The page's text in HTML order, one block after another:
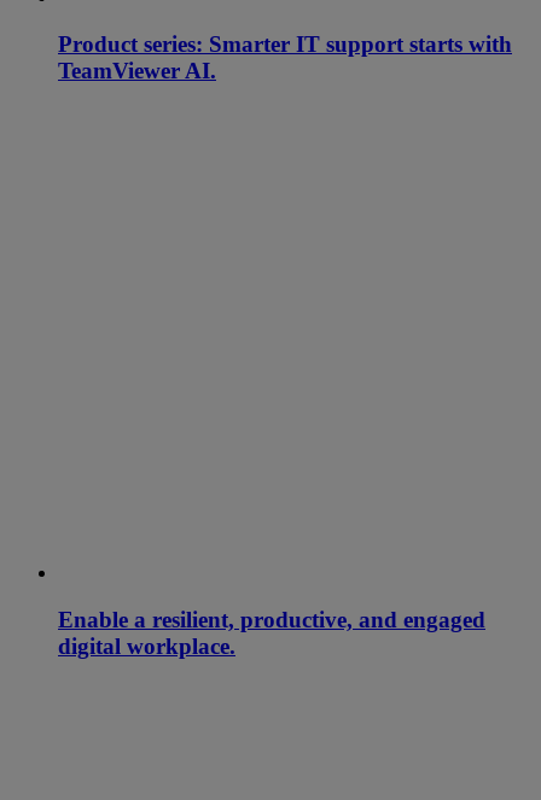
Product series: Smarter IT support starts with
TeamViewer AI.
Enable a resilient, productive, and engaged
digital workplace.